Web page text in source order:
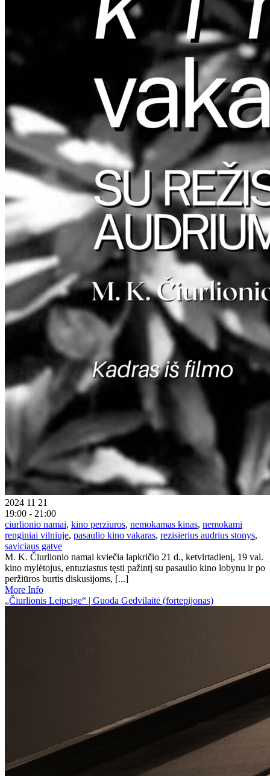
2024 11 21
19:00 - 21:00
ciurlionio namai, kino perziuros, nemokamas kinas, nemokami
renginiai vilniuje, pasaulio kino vakaras, rezisierius audrius stonys,
saviciaus gatve
M. K. Čiurlionio namai kviečia lapkričio 21 d., ketvirtadienį, 19 val.
kino mylėtojus, entuziastus tęsti pažintį su pasaulio kino lobynu ir po
peržiūros burtis diskusijoms, [...]
More Info
„Čiurlionis Leipcige“ | Guoda Gedvilaitė (fortepijonas)